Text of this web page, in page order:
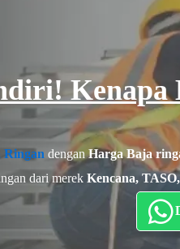
Kenapa
Ringan denganHarga Baja
dari merek Kencana,